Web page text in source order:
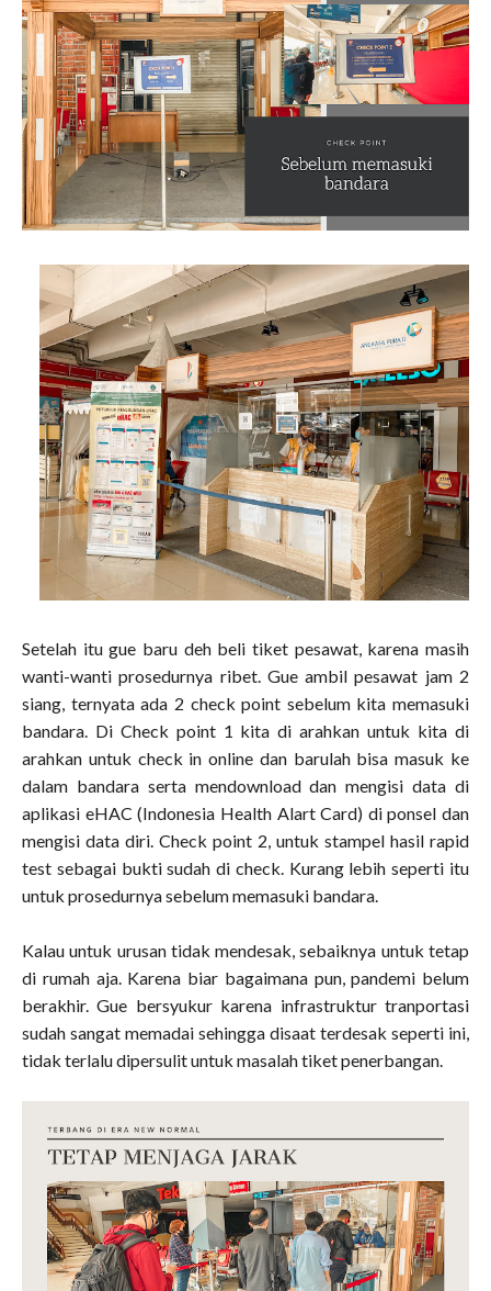
Setelah itu gue baru deh beli tiket pesawat, karena masih
wanti-wanti prosedurnya ribet. Gue ambil pesawat jam 2
siang, ternyata ada 2 check point sebelum kita memasuki
bandara. Di Check point 1 kita di arahkan untuk kita di
arahkan untuk check in online dan barulah bisa masuk ke
dalam bandara serta mendownload dan mengisi data di
aplikasi eHAC (Indonesia Health Alart Card) di ponsel dan
mengisi data diri. Check point 2, untuk stampel hasil rapid
test sebagai bukti sudah di check. Kurang lebih seperti itu
untuk prosedurnya sebelum memasuki bandara.
Kalau untuk urusan tidak mendesak, sebaiknya untuk tetap
di rumah aja. Karena biar bagaimana pun, pandemi belum
berakhir. Gue bersyukur karena infrastruktur tranportasi
sudah sangat memadai sehingga disaat terdesak seperti ini,
tidak terlalu dipersulit untuk masalah tiket penerbangan.